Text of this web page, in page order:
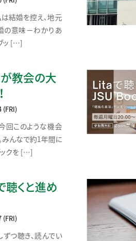
結婚を控え、地元
の意味－わかりあ
ッ […]
が教会の大
(FRI)
回このような機会
みんなで約1年間に
ックを […]
聴くと進め
(FRI)
つ聴き、読んでい